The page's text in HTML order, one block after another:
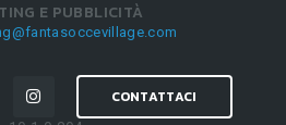
E PUBBLICITÀ
CONTATTACI